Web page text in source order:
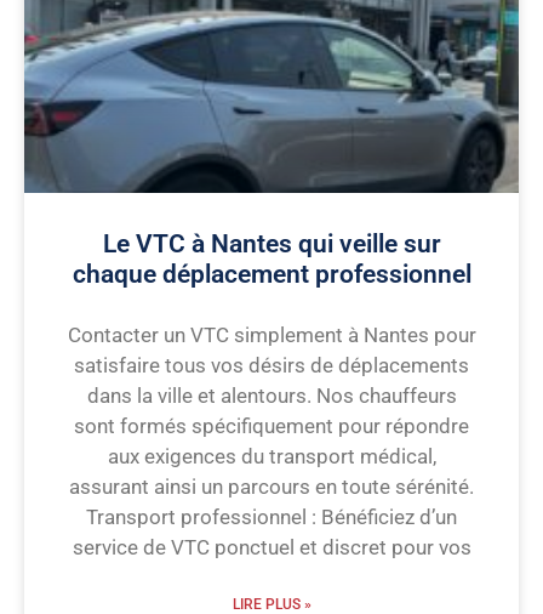
Le VTC à Nantes qui veille sur
chaque déplacement professionnel
Contacter un VTC simplement à Nantes pour
satisfaire tous vos désirs de déplacements
dans la ville et alentours. Nos chauffeurs
sont formés spécifiquement pour répondre
aux exigences du transport médical,
assurant ainsi un parcours en toute sérénité.
Transport professionnel : Bénéficiez d’un
service de VTC ponctuel et discret pour vos
LIRE PLUS »